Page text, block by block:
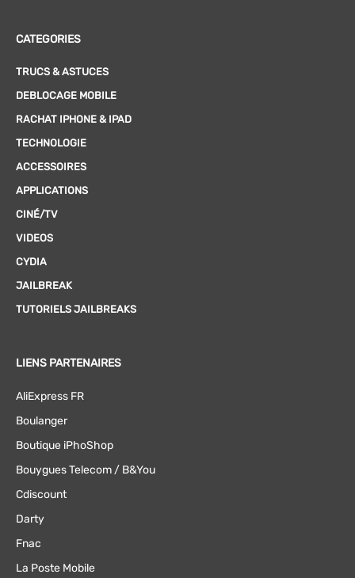
CATEGORIES
TRUCS & ASTUCES
DEBLOCAGE MOBILE
RACHAT IPHONE & IPAD
TECHNOLOGIE
ACCESSOIRES
APPLICATIONS
CINÉ/TV
VIDEOS
CYDIA
JAILBREAK
TUTORIELS JAILBREAKS
LIENS PARTENAIRES
AliExpress FR
Boulanger
Boutique iPhoShop
Bouygues Telecom / B&You
Cdiscount
Darty
Fnac
La Poste Mobile